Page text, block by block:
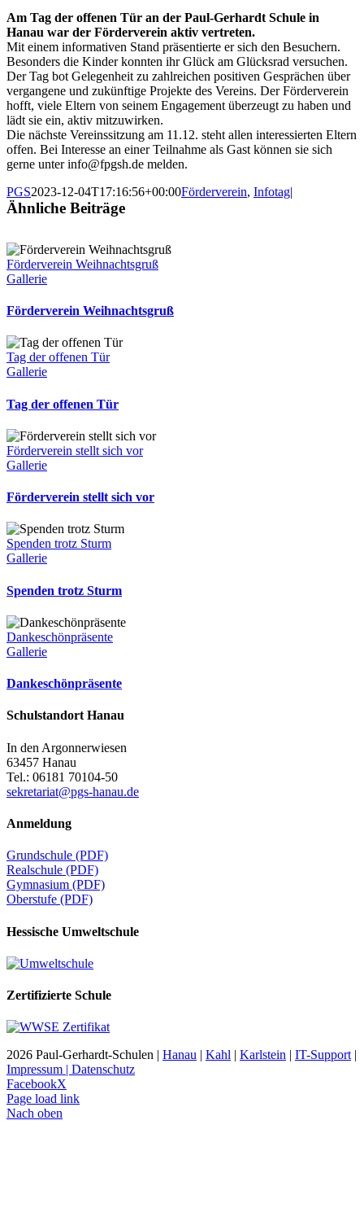
Am Tag der offenen Tür an der Paul-Gerhardt Schule in
Hanau war der Förderverein aktiv vertreten.
Mit einem informativen Stand präsentierte er sich den Besuchern.
Besonders die Kinder konnten ihr Glück am Glücksrad versuchen.
Der Tag bot Gelegenheit zu zahlreichen positiven Gesprächen über
vergangene und zukünftige Projekte des Vereins. Der Förderverein
hofft, viele Eltern von seinem Engagement überzeugt zu haben und
lädt sie ein, aktiv mitzuwirken.
Die nächste Vereinssitzung am 11.12. steht allen interessierten Eltern
offen. Bei Interesse an einer Teilnahme als Gast können sie sich
gerne unterinfo@fpgsh.de melden.
PGS2023-12-04T17:16:56+00:00Förderverein, Infotag|
Ähnliche Beiträge
Förderverein Weihnachtsgruß
Gallerie
Förderverein Weihnachtsgruß
Tag der offenen Tür
Gallerie
Tag der offenen Tür
Förderverein stellt sich vor
Gallerie
Förderverein stellt sich vor
Spenden trotz Sturm
Gallerie
Spenden trotz Sturm
Dankeschönpräsente
Gallerie
Dankeschönpräsente
Schulstandort Hanau
In den Argonnerwiesen
63457 Hanau
Tel.: 06181 70104-50
sekretariat@pgs-hanau.de
Anmeldung
Grundschule (PDF)
Realschule (PDF)
Gymnasium (PDF)
Oberstufe (PDF)
Hessische Umweltschule
Zertifizierte Schule
2026 Paul-Gerhardt-Schulen | Hanau | Kahl | Karlstein | IT-Support |
Impressum | Datenschutz
FacebookX
Page load link
Nach oben